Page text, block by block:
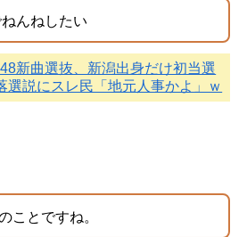
んねしたい
新曲選抜、新潟出身だけ初当選
説にスレ民「地元人事かよ」ｗ
ことですね。